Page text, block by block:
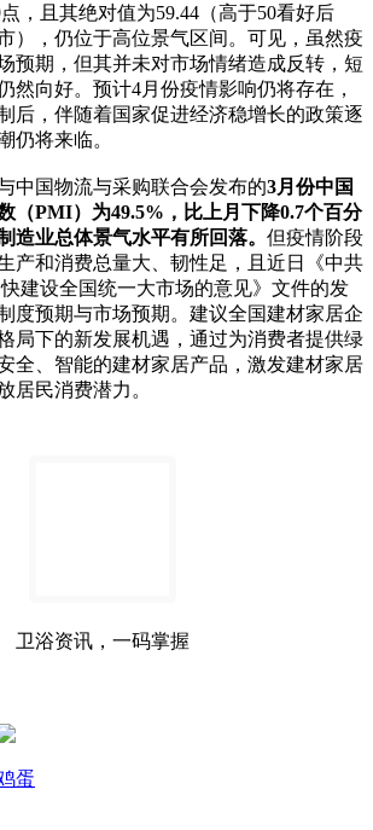
，且其绝对值为59.44（高于50看好后
），仍位于高位景气区间。可见，虽然疫
预期，但其并未对市场情绪造成反转，短
然向好。预计4月份疫情影响仍将存在，
后，伴随着国家促进经济稳增长的政策逐
仍将来临。
中国物流与采购联合会发布的3月份中国
（PMI）为49.5%，比上月下降0.7个百分
造业总体景气水平有所回落。 但疫情阶段
产和消费总量大、韧性足，且近日《中共
建设全国统一大市场的意见》文件的发
度预期与市场预期。建议全国建材家居企
局下的新发展机遇，通过为消费者提供绿
全、智能的建材家居产品，激发建材家居
居民消费潜力。
卫浴资讯，一码掌握
蛋